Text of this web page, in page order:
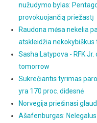
nužudymo bylas:
provokuojančią priežastį
Raudona mėsa nekelia
atskleidžia nekokybiškus
Sasha Latypova - RFK
tomorrow
Sukrečiantis tyrimas
yra 170 proc. didesnė
Norvegija priešinasi
Ašafenburgas: